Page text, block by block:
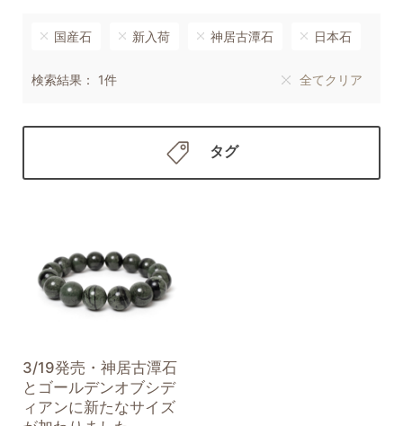
国産石 新入荷 神居古潭石 日本石
検索結果： 1件 全てクリア
タグ
3/19発売・神居古潭石
とゴールデンオブシデ
ィアンに新たなサイズ